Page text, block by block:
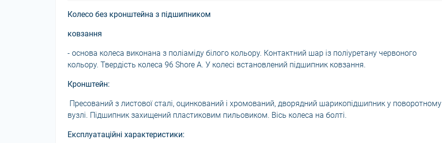
Колесо без кронштейна з підшипником
ковзання
- основа колеса виконана з поліаміду білого кольору. Контактний шар із поліуретану червоного
кольору. Твердість колеса 96 Shore A. У колесі встановлений підшипник ковзання.
Кронштейн:
Пресований з листової сталі, оцинкований і хромований, дворядний шарикопідшипник у поворотному
вузлі. Підшипник захищений пластиковим пильовиком. Вісь колеса на болті.
Експлуатаційні характеристики: